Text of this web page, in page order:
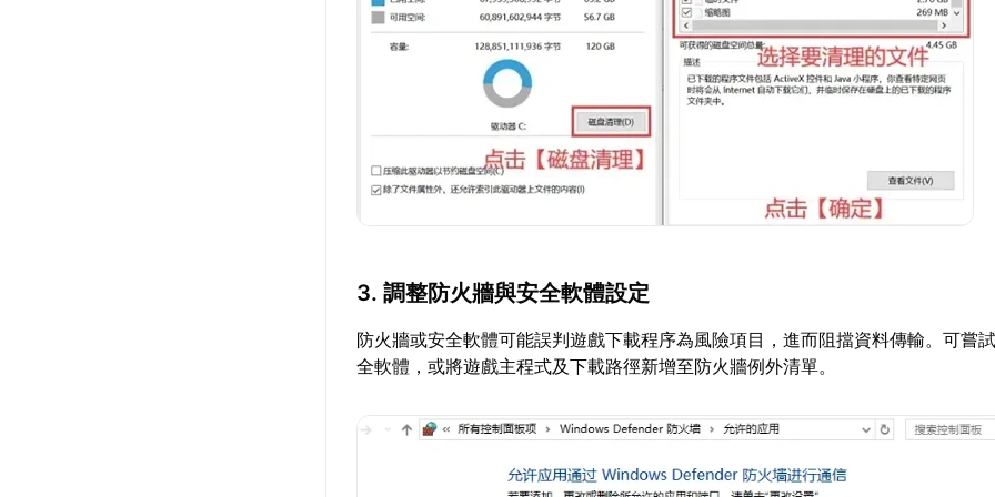
3. 調整防火牆與安全軟體設定
防火牆或安全軟體可能誤判遊戲下載程序為風險項目，進而阻擋資料傳輸。可嘗
全軟體，或將遊戲主程式及下載路徑新增至防火牆例外清單。